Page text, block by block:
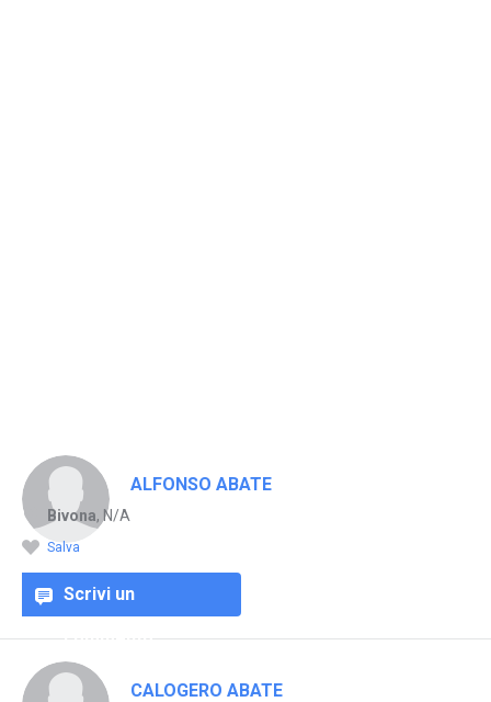
ALFONSO ABATE
Bivona, N/A
Salva
Scrivi un
commento
CALOGERO ABATE